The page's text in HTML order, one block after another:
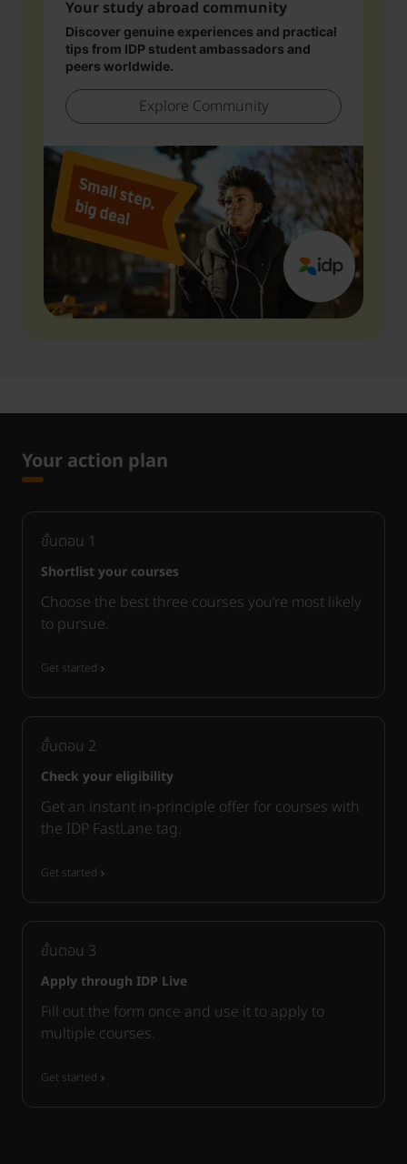
Your study abroad community
Discover genuine experiences and practical
tips from IDP student ambassadors and
peers worldwide.
Explore Community
Your action plan
ขั้นตอน 1
Shortlist your courses
Choose the best three courses you’re most likely
to pursue.
Get started
ขั้นตอน 2
Check your eligibility
Get an instant in-principle offer for courses with
the IDP FastLane tag.
Get started
ขั้นตอน 3
Apply through IDP Live
Fill out the form once and use it to apply to
multiple courses.
Get started